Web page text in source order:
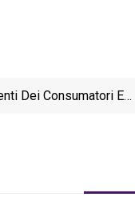
Dei Consumatori E